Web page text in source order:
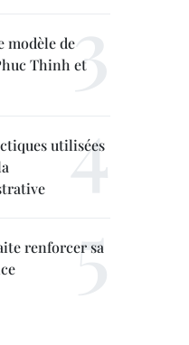
modèle de
Thinh et
utilisées
renforcer sa